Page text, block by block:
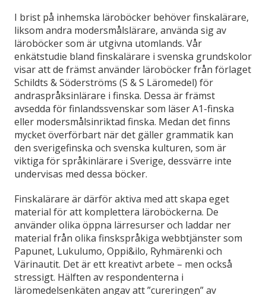
I brist på inhemska läroböcker behöver finskalärare,
liksom andra modersmålslärare, använda sig av
läroböcker som är utgivna utomlands. Vår
enkätstudie bland finskalärare i svenska grundskolor
visar att de främst använder läroböcker från förlaget
Schildts & Söderströms (S & S Läromedel) för
andraspråksinlärare i finska. Dessa är främst
avsedda för finlandssvenskar som läser A1-finska
eller modersmålsinriktad finska. Medan det finns
mycket överförbart när det gäller grammatik kan
den sverigefinska och svenska kulturen, som är
viktiga för språkinlärare i Sverige, dessvärre inte
undervisas med dessa böcker.
Finskalärare är därför aktiva med att skapa eget
material för att komplettera läroböckerna. De
använder olika öppna lärresurser och laddar ner
material från olika finskspråkiga webbtjänster som
Papunet, Lukulumo, Oppi&ilo, Ryhmärenki och
Värinautit. Det är ett kreativt arbete – men också
stressigt. Hälften av respondenterna i
läromedelsenkäten angav att ”cureringen” av